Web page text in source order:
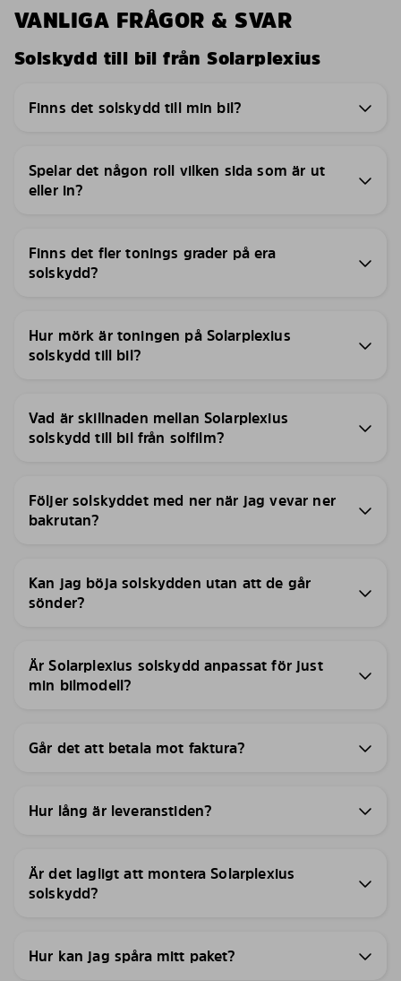
VANLIGA FRÅGOR & SVAR
Solskydd till bil från Solarplexius
Finns det solskydd till min bil?
Spelar det någon roll vilken sida som är ut
eller in?
Finns det fler tonings grader på era
solskydd?
Hur mörk är toningen på Solarplexius
solskydd till bil?
Vad är skillnaden mellan Solarplexius
solskydd till bil från solfilm?
Följer solskyddet med ner när jag vevar ner
bakrutan?
Kan jag böja solskydden utan att de går
sönder?
Är Solarplexius solskydd anpassat för just
min bilmodell?
Går det att betala mot faktura?
Hur lång är leveranstiden?
Är det lagligt att montera Solarplexius
solskydd?
Hur kan jag spåra mitt paket?